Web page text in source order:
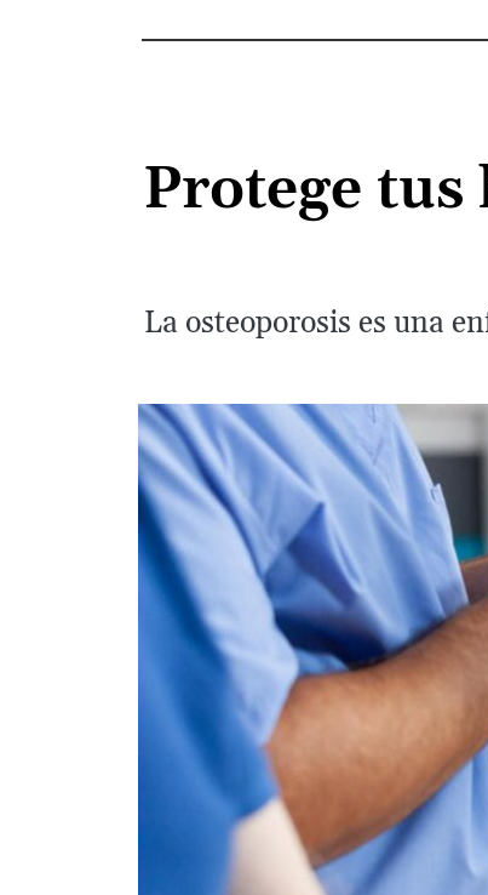
Protege
La osteoporosis es una